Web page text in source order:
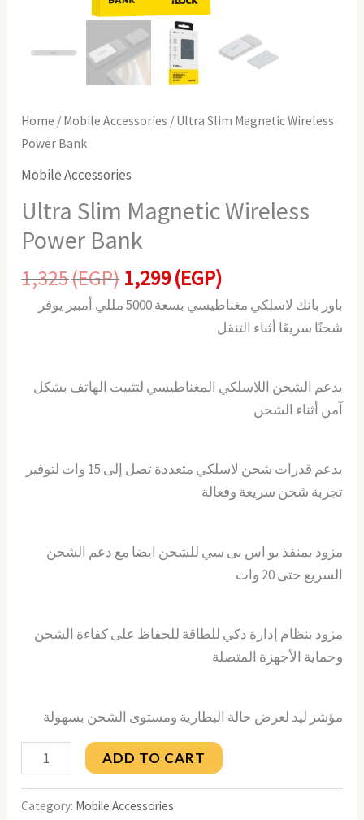
Home / Mobile Accessories / Ultra Slim Magnetic Wireless
Power Bank
Mobile Accessories
Ultra Slim Magnetic Wireless
Power Bank
1,325(EGP) 1,299(EGP)
باور بانك لاسلكي مغناطيسي بسعة 5000 مللي أمبير يوفر
شحنًا سريعًا أثناء التنقل
يدعم الشحن اللاسلكي المغناطيسي لتثبيت الهاتف بشكل
آمن أثناء الشحن
يدعم قدرات شحن لاسلكي متعددة تصل إلى 15 وات لتوفير
تجربة شحن سريعة وفعالة
مزود بمنفذ يو اس بى سي للشحن ايضا مع دعم الشحن
السريع حتى 20 وات
مزود بنظام إدارة ذكي للطاقة للحفاظ على كفاءة الشحن
وحماية الأجهزة المتصلة
مؤشر ليد لعرض حالة البطارية ومستوى الشحن بسهولة
ADD TO CART
Category: Mobile Accessories